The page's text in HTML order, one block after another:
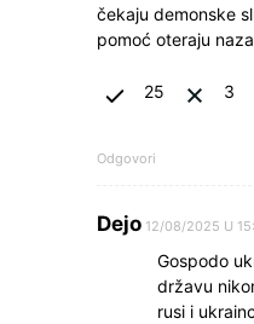
čekaju demonske
pomoć oteraju
25 3
Odgovori
Dejo 12/08/2025 U
Gospodo
državu
rusi i